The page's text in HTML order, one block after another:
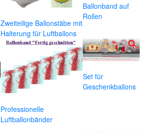
Zweiteilige Ballonstäbe mit
Halterung für Luftballons
Ballonband auf
Rollen
Professionelle
Luftballonbänder
Set für
Geschenkballons